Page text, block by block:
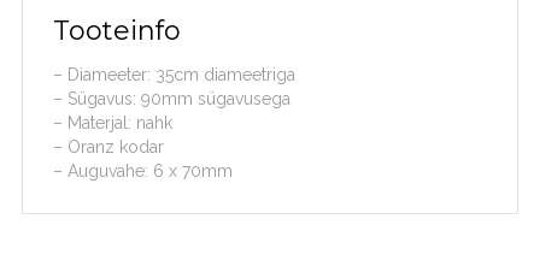
Tooteinfo
– Diameeter: 35cm diameetriga
– Sügavus: 90mm sügavusega
– Materjal: nahk
– Oranz kodar
– Auguvahe: 6 x 70mm